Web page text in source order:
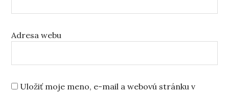
Adresa webu
Uložiť moje meno, e-mail a webovú stránku v